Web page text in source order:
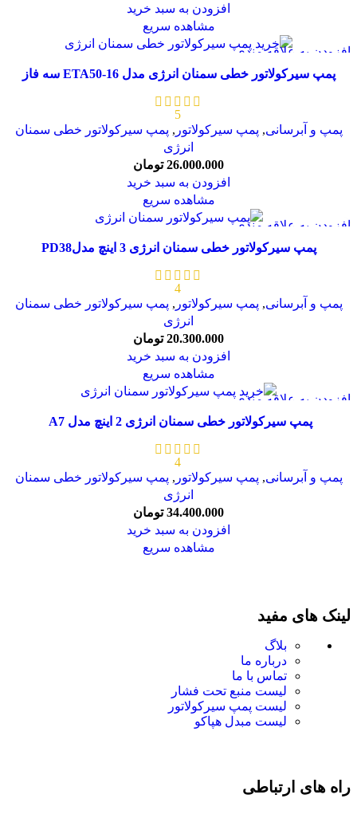
افزودن به سبد خرید
مشاهده سریع
افزودن به علاقه مندی
پمپ سیرکولاتور خطی سمنان انرژی مدل ETA50-16 سه فاز
5
پمپ و آبرسانی, پمپ سیرکولاتور , پمپ سیرکولاتور خطی سمنان
انرژی
26.000.000 تومان
افزودن به سبد خرید
مشاهده سریع
افزودن به علاقه مندی
پمپ سیرکولاتور خطی سمنان انرژی 3 اینچ مدلPD38
4
پمپ و آبرسانی, پمپ سیرکولاتور , پمپ سیرکولاتور خطی سمنان
انرژی
20.300.000 تومان
افزودن به سبد خرید
مشاهده سریع
افزودن به علاقه مندی
پمپ سیرکولاتور خطی سمنان انرژی 2 اینچ مدل A7
4
پمپ و آبرسانی, پمپ سیرکولاتور , پمپ سیرکولاتور خطی سمنان
انرژی
34.400.000 تومان
افزودن به سبد خرید
مشاهده سریع
لینک های مفید
بلاگ
درباره ما
تماس با ما
لیست منبع تحت فشار
لیست پمپ سیرکولاتور
لیست مبدل هپاکو
راه های ارتباطی